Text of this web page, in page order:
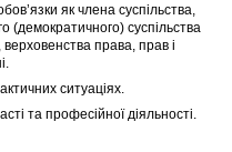
як члена суспільства,
(демократичного) суспільства
верховенства права, прав і
ситуаціях.
та професійної діяльності.